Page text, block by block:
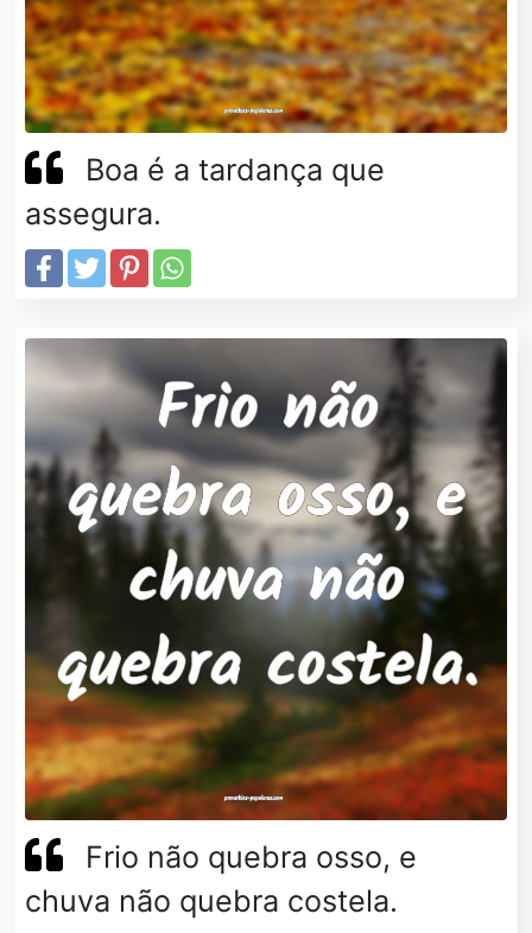
Boa é a tardança que
assegura.
Frio não quebra osso, e
chuva não quebra costela.